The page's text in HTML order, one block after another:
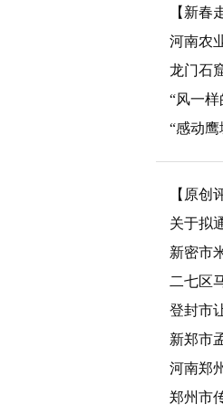
【新春
河南农
龙门石
“风一
“感动鹰
【原创
关于拟
新密市
二七区
登封市
新郑市
河南郑
郑州市